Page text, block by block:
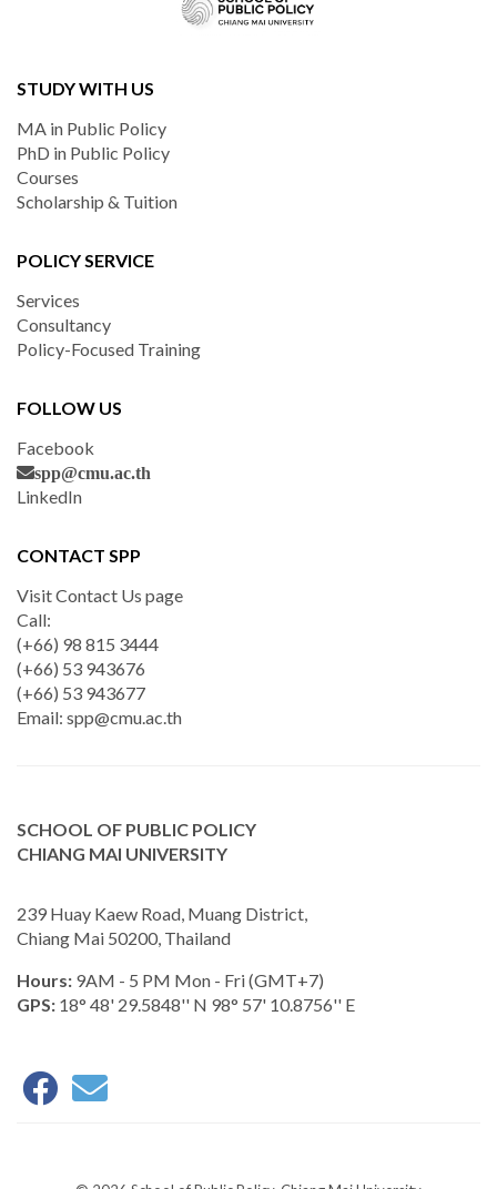
STUDY WITH US
MA in Public Policy
PhD in Public Policy
Courses
Scholarship & Tuition
POLICY SERVICE
Services
Consultancy
Policy-Focused Training
FOLLOW US
Facebook
spp@cmu.ac.th
LinkedIn
CONTACT SPP
Visit Contact Us page
Call:
(+66) 98 815 3444
(+66) 53 943676
(+66) 53 943677
Email: spp@cmu.ac.th
SCHOOL OF PUBLIC POLICY
CHIANG MAI UNIVERSITY
239 Huay Kaew Road, Muang District,
Chiang Mai 50200, Thailand
Hours: 9AM - 5 PM Mon - Fri (GMT+7)
GPS: 18° 48' 29.5848'' N 98° 57' 10.8756'' E